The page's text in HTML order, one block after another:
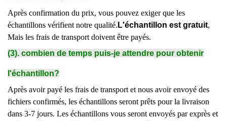
Après confirmation du prix, vous pouvez exiger que les
échantillons vérifient notre qualité. L'échantillon est gratuit,
Mais les frais de transport doivent être payés.
(3). combien de temps puis-je attendre pour obtenir
l'échantillon?
Après avoir payé les frais de transport et nous avoir envoyé des
fichiers confirmés, les échantillons seront prêts pour la livraison
dans 3-7 jours. Les échantillons vous seront envoyés par exprès et